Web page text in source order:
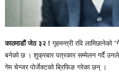
काठमाडौं जेठ ३२ ! गृहमन्त्री रवि लामिछानेको
बनेको छ । शुक्रबार पत्रकार सम्मेलन गर्दै उनले
गेम चेन्जर पोर्जेक्टको ब्रिफिङ गरेका छन् ।